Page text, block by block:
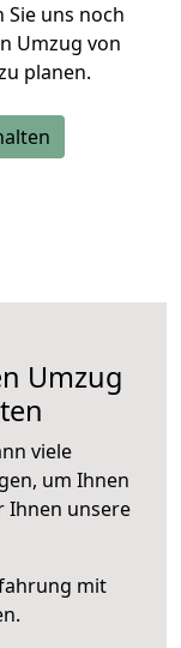
uns noch
Umzug von
planen.
Umzug
viele
um Ihnen
Ihnen unsere
mit
.